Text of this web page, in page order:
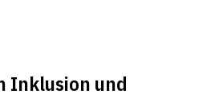
Inklusion und